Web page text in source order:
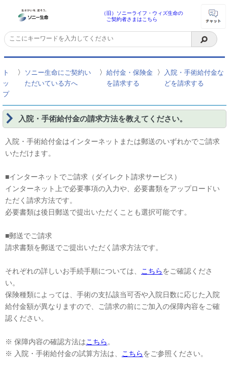
（旧）ソニーライフ・ウィズ生命の
ご契約者さまはこちら
ト
ッ
プ
〉
ソニー生命にご契約い
ただいている方へ
〉
給付金・保険金
を請求する
〉
入院・手術給付金な
どを請求する
入院・手術給付金の請求方法を教えてください。
入院・手術給付金はインターネットまたは郵送のいずれかでご請求
いただけます。
■インターネットでご請求（ダイレクト請求サービス）
インターネット上で必要事項の入力や、必要書類をアップロードい
ただく請求方法です。
必要書類は後日郵送で提出いただくことも選択可能です。
■郵送でご請求
請求書類を郵送でご提出いただく請求方法です。
それぞれの詳しいお手続手順については、 こちらをご確認くださ
い。
保険種類によっては、手術の支払該当可否や入院日数に応じた入院
給付金額が異なりますので、ご請求の前にご加入の保障内容をご確
認ください。
※ 保障内容の確認方法はこちら 。
※ 入院・手術給付金の試算方法は、
こちらをご参照ください。